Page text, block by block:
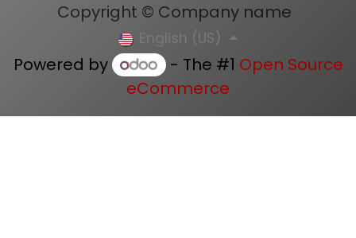
Copyright © Company name
English (US)
Powered by - The #1 Open Source
eCommerce